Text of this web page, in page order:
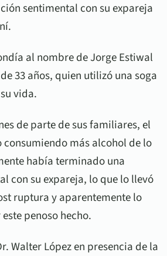
sentimental con su expareja
al nombre de Jorge Estiwal
33 años, quien utilizó una soga
vida.
de parte de sus familiares, el
más alcohol de lo
había terminado una
con su expareja, lo que lo llevó
ruptura y aparentemente lo
penoso hecho.
Walter López en presencia de la